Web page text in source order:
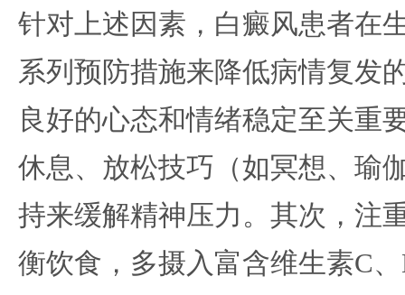
针对上述因素，白癜风患者在
系列预防措施来降低病情复发
良好的心态和情绪稳定至关重
休息、放松技巧（如冥想、瑜
持来缓解精神压力。其次，注
衡饮食，多摄入富含维生素C